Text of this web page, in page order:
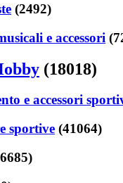
(2492)
e accessori
(18018)
e accessori
sportive (41064)